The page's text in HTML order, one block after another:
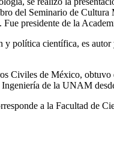
del Seminario de
presidente de la
política científica, es
Civiles de México,
de la UNAM
a la Facultad de